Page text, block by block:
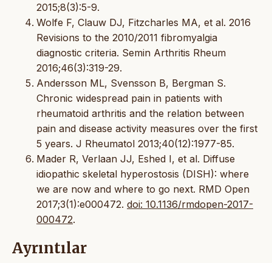
2015;8(3):5-9.
Wolfe F, Clauw DJ, Fitzcharles MA, et al. 2016
Revisions to the 2010/2011 fibromyalgia
diagnostic criteria. Semin Arthritis Rheum
2016;46(3):319-29.
Andersson ML, Svensson B, Bergman S.
Chronic widespread pain in patients with
rheumatoid arthritis and the relation between
pain and disease activity measures over the first
5 years. J Rheumatol 2013;40(12):1977-85.
Mader R, Verlaan JJ, Eshed I, et al. Diffuse
idiopathic skeletal hyperostosis (DISH): where
we are now and where to go next. RMD Open
2017;3(1):e000472. doi: 10.1136/rmdopen-2017-
000472.
Ayrıntılar